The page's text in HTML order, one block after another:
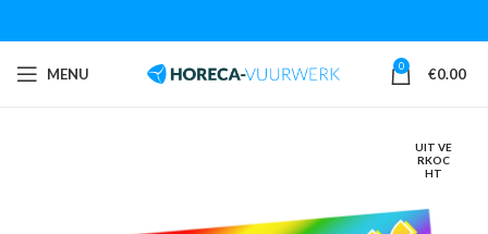
MENU 0 €0.00
UIT VE
RKOC
HT